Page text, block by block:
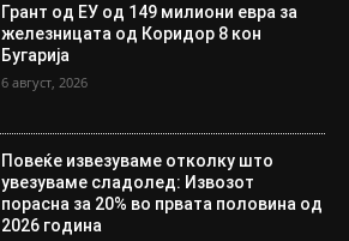
Грант од ЕУ од 149 милиони евра за
железницата од Коридор 8 кон
Бугарија
6 август, 2026
Повеќе извезуваме отколку што
увезуваме сладолед: Извозот
порасна за 20% во првата половина од
2026 година